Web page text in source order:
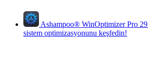
Ashampoo® WinOptimizer Pro 29
sistem optimizasyonunu keşfedin!